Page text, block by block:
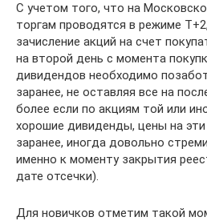
С учетом того, что на
торгам проводятся в режиме
зачисление акций на счет
на второй день с момента
дивидендов необходимо
заранее, не оставляя все на
более если по акциям той или
хорошие дивиденды, цены на
заранее, иногда довольно
именно к моменту закрытия
дате отсечки).
Для новичков отметим такой